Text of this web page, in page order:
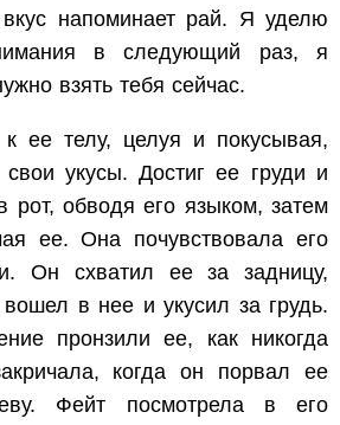
напоминает рай. Я уделю
в следующий раз, я
взять тебя сейчас.
ее телу, целуя и покусывая,
укусы. Достиг ее груди и
рот, обводя его языком, затем
ее. Она почувствовала его
Он схватил ее за задницу,
вошел в нее и укусил за грудь.
пронзили ее, как никогда
когда он порвал ее
Фейт посмотрела в его